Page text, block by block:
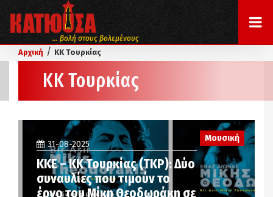
... βολή στους βολεμένους
Αρχική / ΚΚ Τουρκίας
ΚΚ Τουρκίας
Μουσική
31-08-2025
ΚΚΕ – ΚΚ Τουρκίας (TKP): Δύο
συναυλίες που τιμούν το
έργο του Μίκη Θεοδωράκη σε